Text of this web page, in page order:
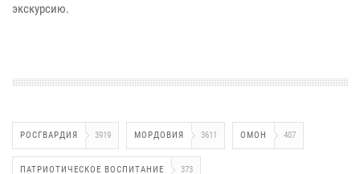
экскурсию.
РОСГВАРДИЯ 3919 МОРДОВИЯ 3611 ОМОН 407
ПАТРИОТИЧЕСКОЕ ВОСПИТАНИЕ 373